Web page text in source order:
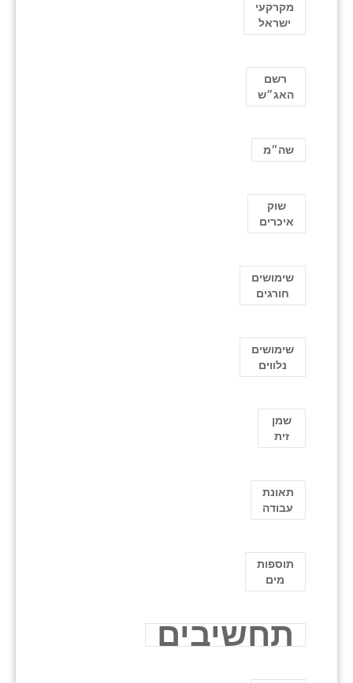
מקרקעי
ישראל
רשם
האג״ש
שה״מ
שוק
איכרים
שימושים
חורגים
שימושים
נלווים
שמן
זית
תאונת
עבודה
תוספות
מים
תחשיבים